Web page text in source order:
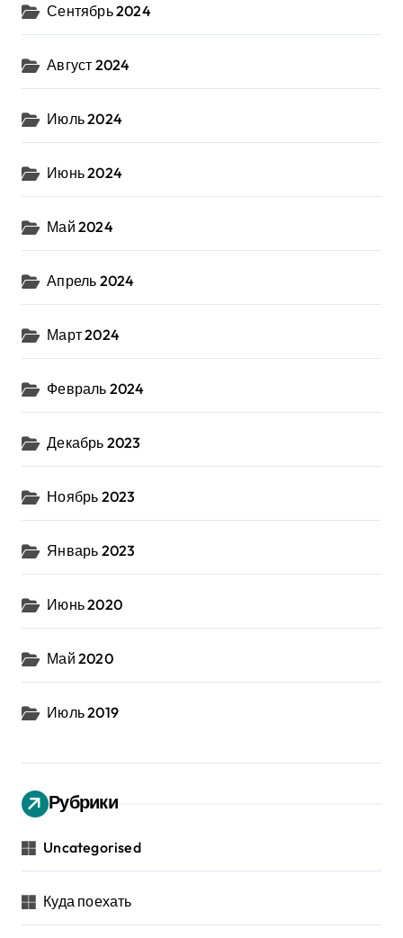
Сентябрь 2024
Август 2024
Июль 2024
Июнь 2024
Май 2024
Апрель 2024
Март 2024
Февраль 2024
Декабрь 2023
Ноябрь 2023
Январь 2023
Июнь 2020
Май 2020
Июль 2019
Рубрики
Uncategorised
Куда поехать